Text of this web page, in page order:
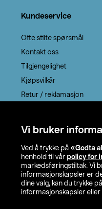
Vi bruker
Ved å trykke på «Godta
henhold til vår policy for
markedsføringstiltak. Vi
informasjonskapsler er
dine valg, kan du trykke på
informasjonskapsler
Kundeservice
Ofte stilte spørsmål
Kontakt oss
Tilgjengelighet
Kjøpsvilkår
Retur / reklamasjon